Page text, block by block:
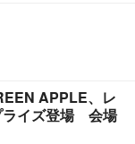
APPLE、レ
ライズ登場 会場